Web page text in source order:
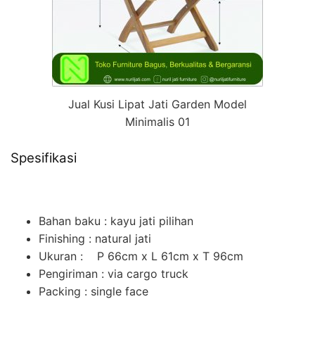
Jual Kusi Lipat Jati Garden Model
Minimalis 01
Spesifikasi
Bahan baku : kayu jati pilihan
Finishing : natural jati
Ukuran : P 66cm x L 61cm x T 96cm
Pengiriman : via cargo truck
Packing : single face